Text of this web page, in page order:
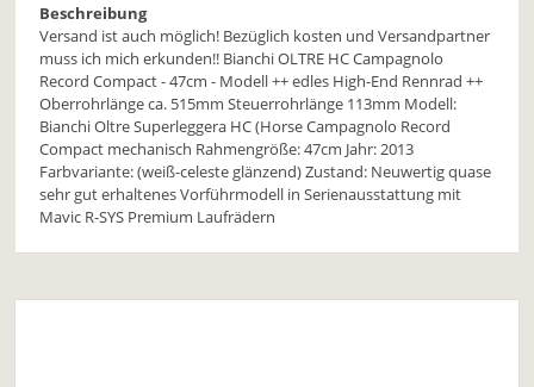
Beschreibung
Versand ist auch möglich! Bezüglich kosten und Versandpartner
muss ich mich erkunden!! Bianchi OLTRE HC Campagnolo
Record Compact - 47cm - Modell ++ edles High-End Rennrad ++
Oberrohrlänge ca. 515mm Steuerrohrlänge 113mm Modell:
Bianchi Oltre Superleggera HC (Horse Campagnolo Record
Compact mechanisch Rahmengröße: 47cm Jahr: 2013
Farbvariante: (weiß-celeste glänzend) Zustand: Neuwertig quase
sehr gut erhaltenes Vorführmodell in Serienausstattung mit
Mavic R-SYS Premium Laufrädern